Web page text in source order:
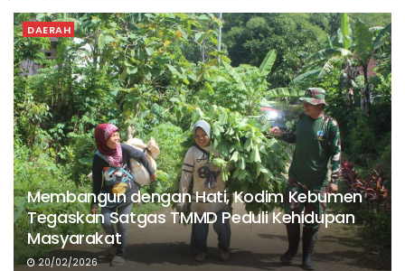
DAERAH
Membangun dengan Hati, Kodim Kebumen
Tegaskan Satgas TMMD Peduli Kehidupan
Masyarakat
20/02/2026